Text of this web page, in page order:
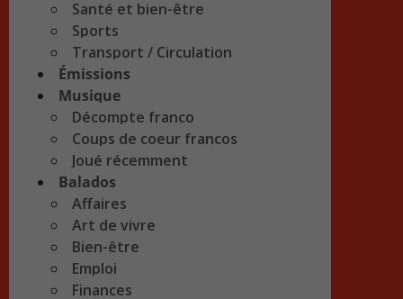
Santé et bien-être
Sports
Transport / Circulation
Émissions
Musique
Décompte franco
Coups de coeur francos
Joué récemment
Balados
Affaires
Art de vivre
Bien-être
Emploi
Finances